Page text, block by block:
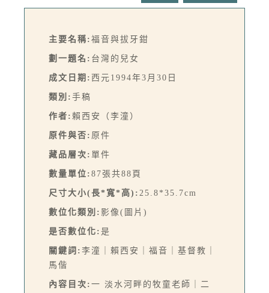
主要名稱: 福音與拔牙鉗
劃一題名: 台灣的兒女
成文日期: 西元1994年3月30日
類別: 手稿
作者: 賴西安（李潼）
原件與否: 原件
藏品層次: 單件
數量單位: 87張共88頁
尺寸大小(長*寬*高): 25.8*35.7cm
數位化類別: 影像(圖片)
是否數位化: 是
關鍵詞: 李潼｜賴西安｜福音｜基督教｜
馬偕
內容目次: 一 淡水河畔的牧童老師｜二